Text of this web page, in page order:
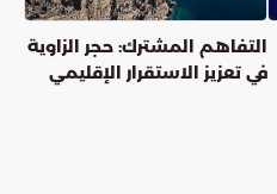
التفاهم المشترك: حجر الزاوية
في تعزيز الاستقرار الإقليمي